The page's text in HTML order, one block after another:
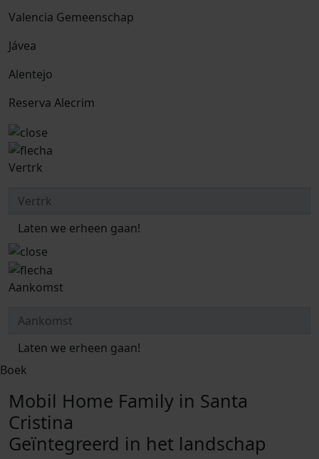
Valencia Gemeenschap
Jávea
Alentejo
Reserva Alecrim
Vertrk
Laten we erheen gaan!
Aankomst
Laten we erheen gaan!
Boek
Mobil Home Family in Santa
Cristina
Geïntegreerd in het landschap